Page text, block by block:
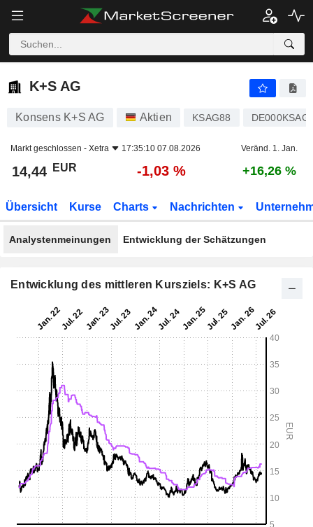
K+S AG
K+S AG
Konsens K+S AG Aktien KSAG88
Markt geschlossen - Xetra 17:35:10 07.08.2026 Veränd. 1. Jan.
14,44 EUR -1,03 % +16,26 %
Übersicht Kurse Charts Nachrichten
Analystenmeinungen Entwicklung der Schätzungen
Entwicklung des mittleren Kursziels: K+S AG